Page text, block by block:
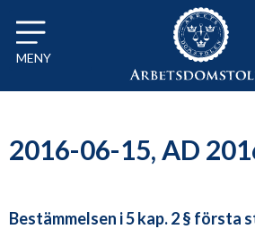
Till innehåll på sidan x
MENY
2016-06-15, AD
Bestämmelsen i 5 kap. 2 § första